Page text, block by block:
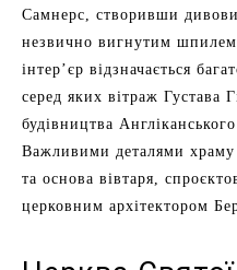
Самнерс, створивши
незвично вигнутим
інтер’єр відзначається
серед яких вітраж Густава
будівництва
Важливими деталями храму
та основа вівтаря,
церковним архітектором